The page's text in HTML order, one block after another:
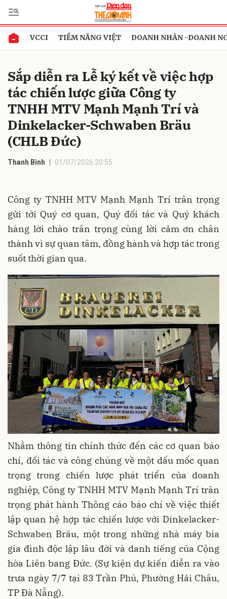
VCCI TIỀM NĂNG VIỆT DOANH NHÂN -DOANH
Sắp diễn ra Lễ ký kết về việc hợp
tác chiến lược giữa Công ty
TNHH MTV Mạnh Mạnh Trí và
Dinkelacker-Schwaben Bräu
(CHLB Đức)
Thanh Bình 01/07/2026 20:55
Công ty TNHH MTV Mạnh Mạnh Trí trân trọng
gửi tới Quý cơ quan, Quý đối tác và Quý khách
hàng lời chào trân trọng cùng lời cảm ơn chân
thành vì sự quan tâm, đồng hành và hợp tác trong
suốt thời gian qua.
Nhằm thông tin chính thức đến các cơ quan báo
chí, đối tác và công chúng về một dấu mốc quan
trọng trong chiến lược phát triển của doanh
nghiệp, Công ty TNHH MTV Mạnh Mạnh Trí trân
trọng phát hành Thông cáo báo chí về việc thiết
lập quan hệ hợp tác chiến lược với Dinkelacker-
Schwaben Bräu, một trong những nhà máy bia
gia đình độc lập lâu đời và danh tiếng của Cộng
hòa Liên bang Đức. (Sự kiện dự kiến diễn ra vào
trưa ngày 7/7 tại 83 Trần Phú, Phường Hải Châu,
TP Đà Nẵng).
Gửi bình luận